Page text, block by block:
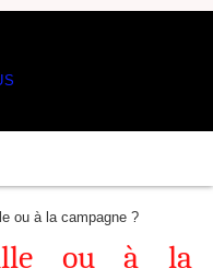
ou à la campagne ?
ou à la